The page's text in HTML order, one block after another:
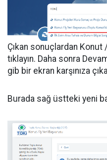
Çıkan sonuçlardan
tıklayın. Daha sonra
gib bir ekran karşınıza
Burada sağ üstteki yeni